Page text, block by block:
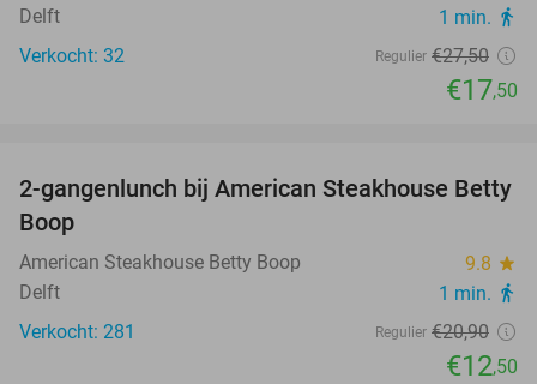
Delft 1 min. directions_walk
Verkocht: 32 Regulier €27,50
€17,50
40%
2-gangenlunch bij American Steakhouse Betty
Boop
American Steakhouse Betty Boop 9.8 star
Delft 1 min. directions_walk
Verkocht: 281 Regulier €20,90
€12,50